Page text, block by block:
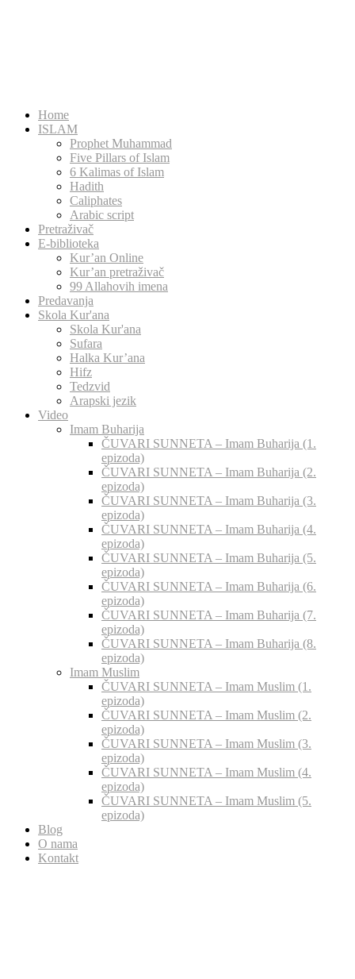
Home
ISLAM
Prophet Muhammad
Five Pillars of Islam
6 Kalimas of Islam
Hadith
Caliphates
Arabic script
Pretraživač
E-biblioteka
Kur’an Online
Kur’an pretraživač
99 Allahovih imena
Predavanja
Skola Kur'ana
Skola Kur'ana
Sufara
Halka Kur’ana
Hifz
Tedzvid
Arapski jezik
Video
Imam Buharija
ČUVARI SUNNETA – Imam Buharija (1.
epizoda)
ČUVARI SUNNETA – Imam Buharija (2.
epizoda)
ČUVARI SUNNETA – Imam Buharija (3.
epizoda)
ČUVARI SUNNETA – Imam Buharija (4.
epizoda)
ČUVARI SUNNETA – Imam Buharija (5.
epizoda)
ČUVARI SUNNETA – Imam Buharija (6.
epizoda)
ČUVARI SUNNETA – Imam Buharija (7.
epizoda)
ČUVARI SUNNETA – Imam Buharija (8.
epizoda)
Imam Muslim
ČUVARI SUNNETA – Imam Muslim (1.
epizoda)
ČUVARI SUNNETA – Imam Muslim (2.
epizoda)
ČUVARI SUNNETA – Imam Muslim (3.
epizoda)
ČUVARI SUNNETA – Imam Muslim (4.
epizoda)
ČUVARI SUNNETA – Imam Muslim (5.
epizoda)
Blog
O nama
Kontakt